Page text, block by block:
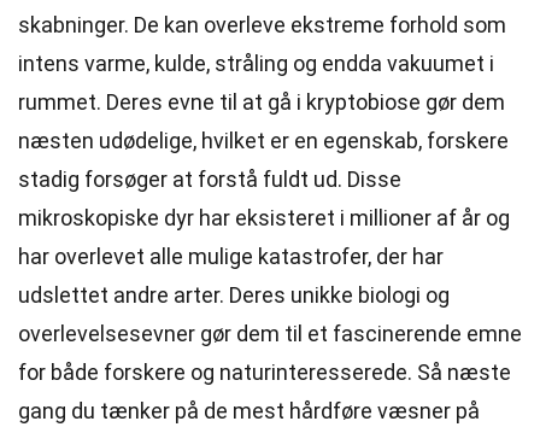
skabninger. De kan overleve ekstreme forhold som
intens varme, kulde, stråling og endda vakuumet i
rummet. Deres evne til at gå i kryptobiose gør dem
næsten udødelige, hvilket er en egenskab, forskere
stadig forsøger at forstå fuldt ud. Disse
mikroskopiske dyr har eksisteret i millioner af år og
har overlevet alle mulige katastrofer, der har
udslettet andre arter. Deres unikke biologi og
overlevelsesevner gør dem til et fascinerende emne
for både forskere og naturinteresserede. Så næste
gang du tænker på de mest hårdføre væsner på